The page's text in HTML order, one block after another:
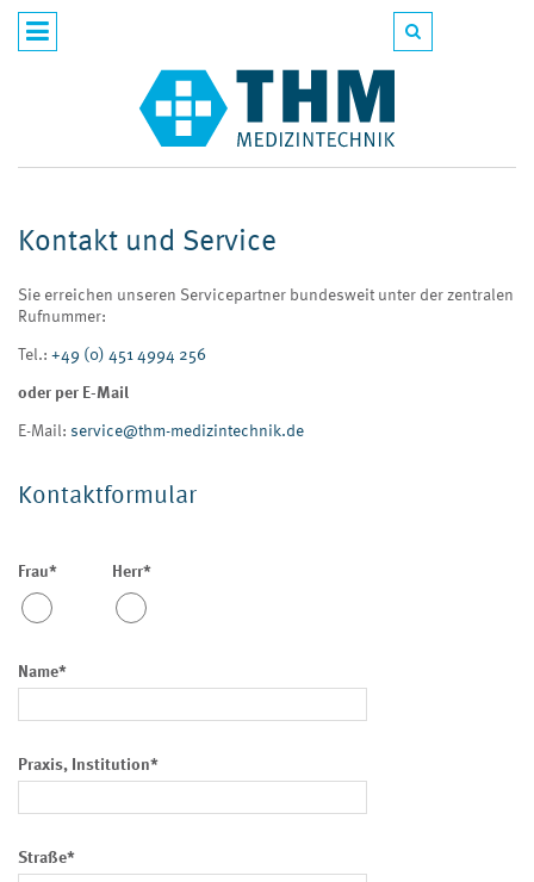
Kontakt und Service
Sie erreichen unseren Servicepartner bundesweit unter der zentralen
Rufnummer:
Tel.:+49 (0) 451 4994 256
oder per E-Mail
E-Mail: service@thm-medizintechnik.de
Kontaktformular
Frau* Herr*
Name*
Praxis, Institution*
Straße*